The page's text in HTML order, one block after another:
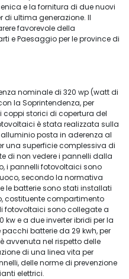
e la fornitura di due nuovi
di ultima generazione. Il
favorevole della
e Paesaggio per le province di
nominale di 320 wp (watt di
la Soprintendenza, per
coppi storici di copertura del
è stata realizzata sulla
posta in aderenza al
una superficie complessiva di
di non vedere i pannelli dalla
i pannelli fotovoltaici sono
secondo la normativa
le batterie sono stati installati
costituente compartimento
fotovoltaici sono collegate a
kw e a due inverter ibridi per la
batterie da 29 kwh, per
avvenuta nel rispetto delle
di una linea vita per
delle norme di prevenzione
elettrici.